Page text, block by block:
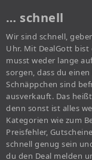
… schnell
Wir sind schnell,
Uhr. Mit DealGott
musst weder lange
sorgen, dass du
Schnäppchen sind
ausverkauft. Das
denn sonst ist alles
Kategorien wie zum
Preisfehler,
schnell genug sein
du den Deal melden